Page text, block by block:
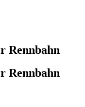
Rennbahn
Rennbahn